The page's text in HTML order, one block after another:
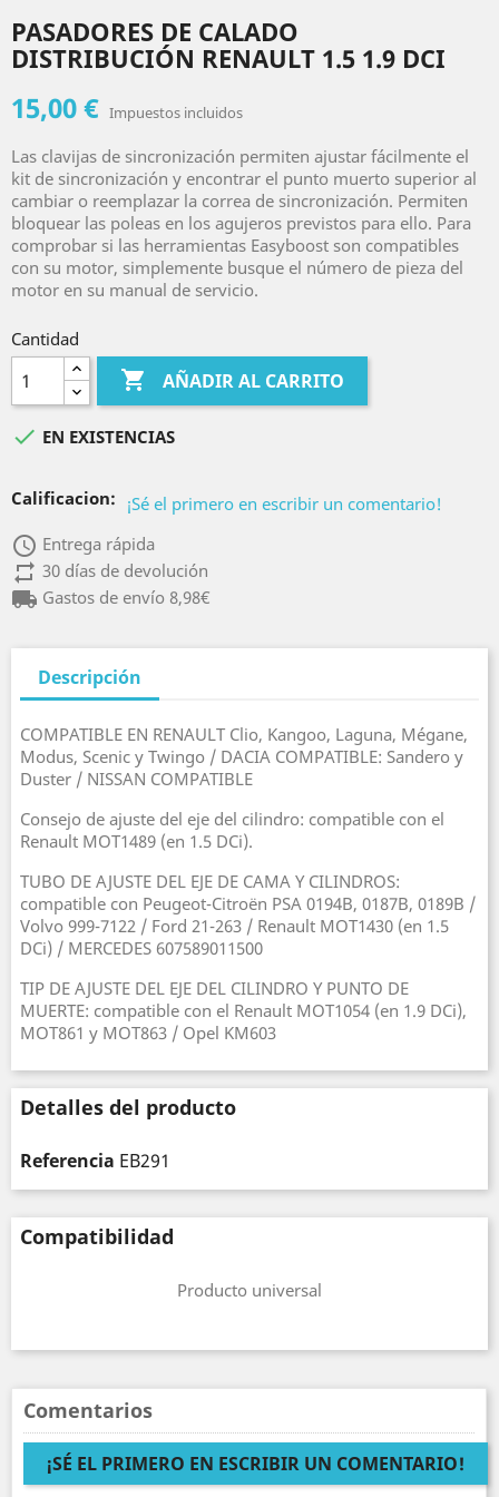
PASADORES DE CALADO
DISTRIBUCIÓN RENAULT 1.5 1.9 DCI
15,00 € Impuestos incluidos
Las clavijas de sincronización permiten ajustar fácilmente el
kit de sincronización y encontrar el punto muerto superior al
cambiar o reemplazar la correa de sincronización. Permiten
bloquear las poleas en los agujeros previstos para ello. Para
comprobar si las herramientas Easyboost son compatibles
con su motor, simplemente busque el número de pieza del
motor en su manual de servicio.
Cantidad
 AÑADIR AL CARRITO
 EN EXISTENCIAS
Calificacion: ¡Sé el primero en escribir un comentario!
access_time Entrega rápida
repeat30 días de devolución
local_shippingGastos de envío 8,98€
Descripción
COMPATIBLE EN RENAULT Clio, Kangoo, Laguna, Mégane,
Modus, Scenic y Twingo / DACIA COMPATIBLE: Sandero y
Duster / NISSAN COMPATIBLE
Consejo de ajuste del eje del cilindro: compatible con el
Renault MOT1489 (en 1.5 DCi).
TUBO DE AJUSTE DEL EJE DE CAMA Y CILINDROS:
compatible con Peugeot-Citroën PSA 0194B, 0187B, 0189B /
Volvo 999-7122 / Ford 21-263 / Renault MOT1430 (en 1.5
DCi) / MERCEDES 607589011500
TIP DE AJUSTE DEL EJE DEL CILINDRO Y PUNTO DE
MUERTE: compatible con el Renault MOT1054 (en 1.9 DCi),
MOT861 y MOT863 / Opel KM603
Detalles del producto
Referencia EB291
Compatibilidad
Producto universal
Comentarios
¡SÉ EL PRIMERO EN ESCRIBIR UN COMENTARIO!